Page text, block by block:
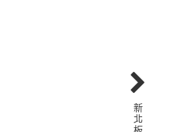
新
北